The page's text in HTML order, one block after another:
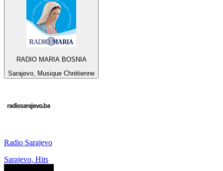
RADIO MARIA BOSNIA
Sarajevo, Musique Chrétienne
Radio Sarajevo
Sarajevo, Hits